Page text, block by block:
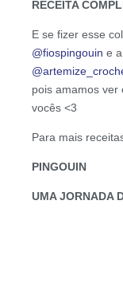
RECEITA
E se fizer esse
@fiospingouin e
pois amamos ver
vocês <3
Para mais
PINGOUIN
UMA JORNADA